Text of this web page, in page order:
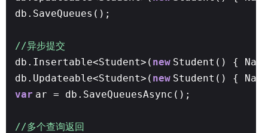
db.SaveQueues();
//异步提交
db.Insertable<Student>( new Student() {
db.Updateable<Student>( new Student() {
var ar = db.SaveQueuesAsync();
//多个查询返回